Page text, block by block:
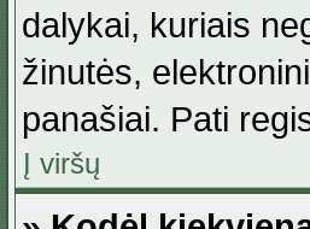
dalykai, kuriais
žinutės,
panašiai. Pati
Į viršų